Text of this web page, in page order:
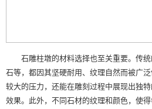
石雕柱墩的材料选择也至关重要。传统
石等，都因其坚硬耐用、纹理自然而被广
较大的压力，还能在雕刻过程中展现出独
效果。此外，不同石材的纹理和颜色，使